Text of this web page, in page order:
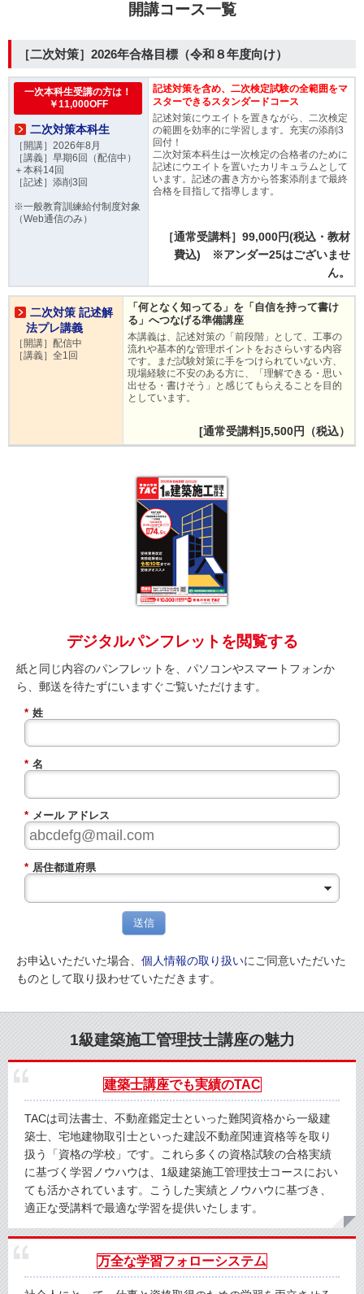
開講コース一覧
［二次対策］2026年合格目標（令和８年度向け）
一次本科生受講の方は！
￥11,000OFF
二次対策本科生
［開講］2026年8月
［講義］早期6回（配信中）
＋本科14回
［記述］添削3回
※一般教育訓練給付制度対象
（Web通信のみ）
記述対策を含め、二次検定試験の全範囲をマ
スターできるスタンダードコース
記述対策にウエイトを置きながら、二次検定
の範囲を効率的に学習します。充実の添削3
回付！
二次対策本科生は一次検定の合格者のために
記述にウエイトを置いたカリキュラムとして
います。記述の書き方から答案添削まで最終
合格を目指して指導します。
［通常受講料］99,000円(税込・教材
費込) ※アンダー25はございませ
ん。
二次対策 記述解
法プレ講義
［開講］配信中
［講義］全1回
「何となく知ってる」を「自信を持って書け
る」へつなげる準備講座
本講義は、記述対策の「前段階」として、工事の
流れや基本的な管理ポイントをおさらいする内容
です。まだ試験対策に手をつけられていない方、
現場経験に不安のある方に、「理解できる・思い
出せる・書けそう」と感じてもらえることを目的
としています。
[通常受講料]5,500円（税込）
デジタルパンフレットを閲覧する
紙と同じ内容のパンフレットを、パソコンやスマートフォンか
ら、郵送を待たずにいますぐご覧いただけます。
* 姓
* 名
* メール アドレス
* 居住都道府県
送信
お申込いただいた場合、 個人情報の取り扱いにご同意いただいた
ものとして取り扱わせていただきます。
1級建築施工管理技士講座の魅力
建築士講座でも実績のTAC
TACは司法書士、不動産鑑定士といった難関資格から一級建
築士、宅地建物取引士といった建設不動産関連資格等を取り
扱う「資格の学校」です。これら多くの資格試験の合格実績
に基づく学習ノウハウは、1級建築施工管理技士コースにおい
ても活かされています。こうした実績とノウハウに基づき、
適正な受講料で最適な学習を提供いたします。
万全な学習フォローシステム